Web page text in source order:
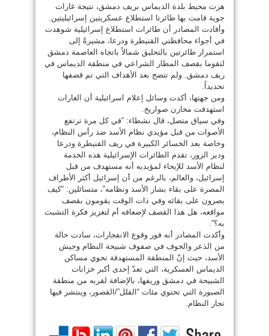
هزت محيط بلدة الديماس بريف دمشق، نتيجة غارات
جوية قامت بها طائرتا استطلاع عسكريتين إسرائيليتين.
وأفادت المصادر أن طائرات استطلاع إسرائيلية شوهدت
في أجواء محافظتي القنيطرة ودرعا، مشيرةً إلى
استمرار طائرتين بالتحليق شمالاً باتجاه العاصمة دمشق
لتقوما بقصف المطار الشراعي في منطقة الديماس في
ريف دمشق. ولم تتضح بعد الأهداف التي تم قصفها
تحديداً.
ومن جهتها، أكدت وسائل إعلام اسرائيلية أن الغارات
استهدفت مخازن صواريخ.
وفي سياق متصل، قال نشطاء: “في كل مرة ترتفع
الأصوات من قبل مؤيدي نظام الأسد ضد رأس النظام،
وخاصة بعد الخسائر الكبيرة في ريف القنيطرة ودرعا
ودير الزور، تقدم الطائرات الإسرائيلية هذه الخدمة
لنظام الأسد للإيحاء لمؤيديه أنه مستهدف من قبل
إسرائيل، والعالم، بالرغم من أن إسرائيل أكثر الأطراف
المصرة على بقاء بشار الأسد ونظامه”، متسائلين: “كيف
يصرون على بقائه وفي ذات الوقت يقومون بقصف
مواقعه، هل هذا القصف لإضعافه أم لتعزيز فكرة التشبث
به؟”.
وأكدت المصادر أنه فور وقوع الانفجارات، سادت حالة
من الذعر والخوف في صفوف شبيحة النظام وجيش
الأسد، حيث إنّ المنطقة المستهدفة تحوي مساكن
الديماس العسكرية، التي تعدّ إحدى أكبر خزانات
الشبيحة في دمشق وريفها، بالإضافة لقربه من منطقة
الصبورة التي تحتوي مئات “الفلل”/القصور، وينتشر فيها
تجار النظام.